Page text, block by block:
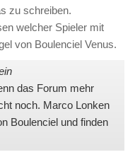
zu schreiben.
welcher Spieler mit
von Boulenciel Venus.
das Forum mehr
noch. Marco Lonken
Boulenciel und finden